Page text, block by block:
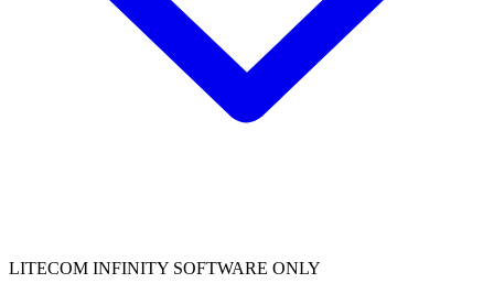
LITECOM INFINITY SOFTWARE ONLY